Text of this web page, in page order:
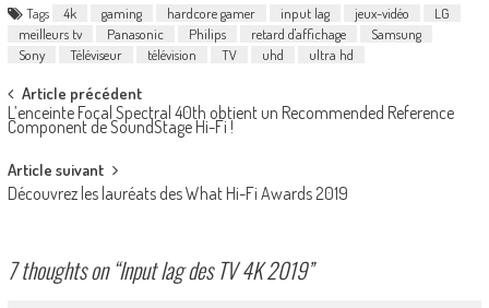
Tags 4k gaming hardcore gamer input lag jeux-vidéo
LG
meilleurs tv
Panasonic Philips retard d'affichage
Samsung
Sony
Téléviseur télévision TV uhd ultra hd
Post
navigation
Article précédent
L’enceinte Focal Spectral 40th obtient un Recommended Reference
Component de SoundStage Hi-Fi !
Article suivant
Découvrez les lauréats des What Hi-Fi Awards 2019
7 thoughts on “Input lag des TV 4K 2019”